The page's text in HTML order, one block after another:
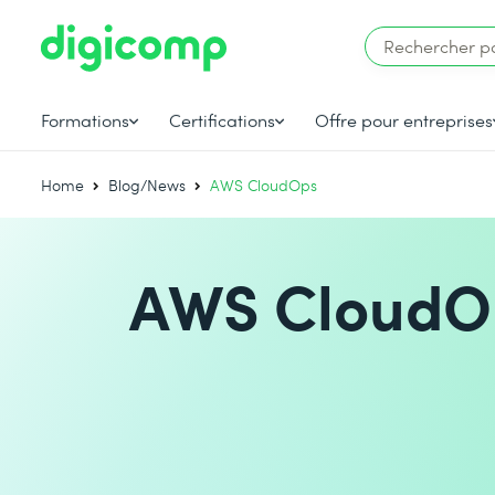
Formations Certifications Offre pour entreprises
Home Blog/News AWS CloudOps
AWS